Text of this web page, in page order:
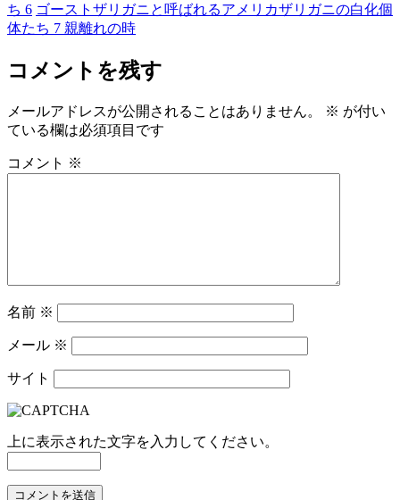
ち 6 ゴーストザリガニと呼ばれるアメリカザリガニの白化個
体たち 7 親離れの時
コメントを残す
メールアドレスが公開されることはありません。 ※ が付い
ている欄は必須項目です
コメント ※
名前 ※
メール ※
サイト
上に表示された文字を入力してください。